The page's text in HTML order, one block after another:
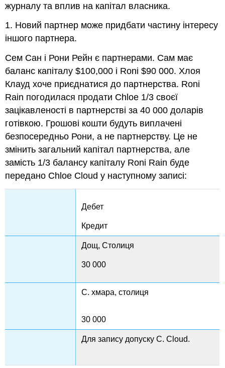
журналу та вплив на капітал власника.
1. Новий партнер може придбати частину інтересу
іншого партнера.
Сем Сан і Рони Рейн є партнерами. Сам має
баланс капіталу $100,000 і Roni $90 000. Хлоя
Клауд хоче приєднатися до партнерства. Roni
Rain погодилася продати Chloe 1/3 своєї
зацікавленості в партнерстві за 40 000 доларів
готівкою. Грошові кошти будуть виплачені
безпосередньо Рони, а не партнерству. Це не
змінить загальний капітал партнерства, але
замість 1/3 балансу капіталу Roni Rain буде
передано Chloe Cloud у наступному записі:
Дебет
Кредит
Дощ, Столиця
30 000
C. хмара, столиця
30 000
Для запису допуску C. Cloud.